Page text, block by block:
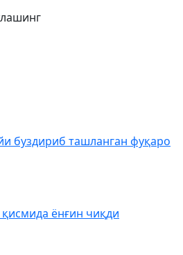
буздириб ташланган фуқаро
ёнғин чиқди